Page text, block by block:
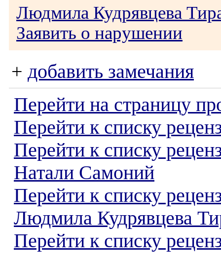
Людмила Кудрявцева
Заявить о нарушении
+ добавить замечания
Перейти на страницу
Перейти к списку
Перейти к списку
Натали Самоний
Перейти к списку
Людмила Кудрявцева
Перейти к списку